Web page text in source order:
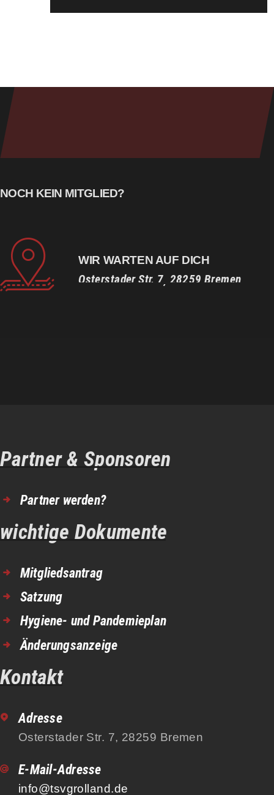
NOCH KEIN MITGLIED?
WIR WARTEN AUF DICH
Osterstader Str. 7, 28259 Bremen
Partner & Sponsoren
Partner werden?
wichtige Dokumente
Mitgliedsantrag
Satzung
Hygiene- und Pandemieplan
Änderungsanzeige
Kontakt
Adresse
Osterstader Str. 7, 28259 Bremen
E-Mail-Adresse
info@tsvgrolland.de